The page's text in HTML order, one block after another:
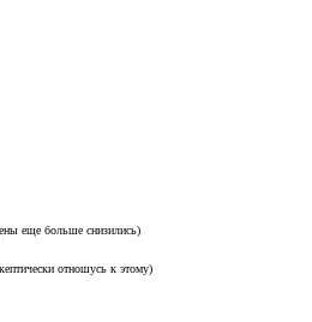
еще больше снизились)
отношусь к этому)